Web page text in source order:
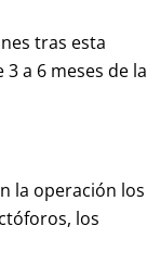
tras esta
a 6 meses de la
la operación los
los